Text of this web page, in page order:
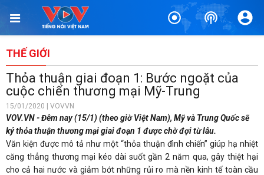
THẾ GIỚI
Thỏa thuận giai đoạn 1: Bước ngoặt của
cuộc chiến thương mại Mỹ-Trung
15/01/2020 | VOVVN
VOV.VN - Đêm nay (15/1) (theo giờ Việt Nam), Mỹ và Trung Quốc sẽ
ký thỏa thuận thương mại giai đoạn 1 được chờ đợi từ lâu.
Văn kiện được mô tả như một “thỏa thuận đình chiến” giúp hạ nhiệt
căng thẳng thương mại kéo dài suốt gần 2 năm qua, gây thiệt hại
cho cả hai nước và giảm bớt những rủi ro mà nền kinh tế toàn cầu